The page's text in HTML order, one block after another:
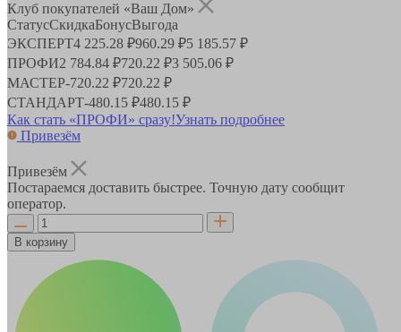
Клуб покупателей «Ваш Дом»
СтатусСкидкаБонусВыгода
ЭКСПЕРТ4 225.28 ₽960.29 ₽5 185.57 ₽
ПРОФИ2 784.84 ₽720.22 ₽3 505.06 ₽
МАСТЕР-720.22 ₽720.22 ₽
СТАНДАРТ-480.15 ₽480.15 ₽
Как стать «ПРОФИ» сразу!Узнать подробнее
Привезём
Привезём
Постараемся доставить быстрее. Точную дату сообщит
оператор.
В корзину